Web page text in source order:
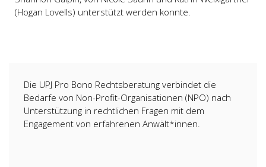
(Hogan Lovells) unterstützt werden konnte.
Die UPJ Pro Bono Rechtsberatung verbindet die
Bedarfe von Non-Profit-Organisationen (NPO) nach
Unterstützung in rechtlichen Fragen mit dem
Engagement von erfahrenen Anwält*innen.